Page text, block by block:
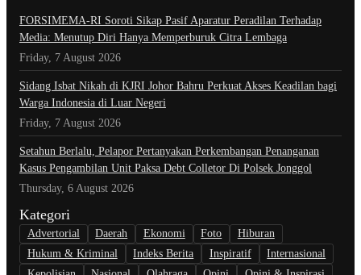
​FORSIMEMA-RI Soroti Sikap Pasif Aparatur Peradilan Terhadap
Media: Menutup Diri Hanya Memperburuk Citra Lembaga
Friday, 7 August 2026
Sidang Isbat Nikah di KJRI Johor Bahru Perkuat Akses Keadilan bagi
Warga Indonesia di Luar Negeri
Friday, 7 August 2026
Setahun Berlalu, Pelapor Pertanyakan Perkembangan Penanganan
Kasus Pengambilan Unit Paksa Debt Colletor Di Polsek Jonggol
Thursday, 6 August 2026
Kategori
Advertorial Daerah Ekonomi Foto
Hiburan
Hukum & Kriminal
Indeks Berita Inspiratif
Internasional